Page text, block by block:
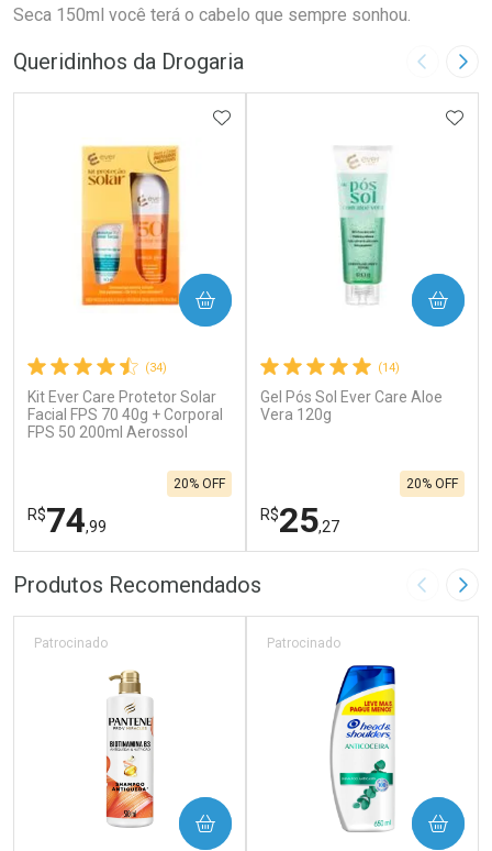
Seca 150ml você terá o cabelo que sempre sonhou.
Queridinhos da Drogaria Imagem
(34)
Kit Ever Care Protetor Solar
Facial FPS 70 40g + Corporal
FPS 50 200ml Aerossol
R$74,99
20% OFF
ADICIONAR AOS FAVORITOS
COMPRAR
FECHAR
Laboratório
FECHAR
Por Menos
(14)
Gel Pós Sol Ever Care Aloe
Vera 120g
R$25,27
20% OFF
COMPRAR
Laboratório
Por Menos
Produtos Recomendados Imagem
Patrocinado
COMPRAR
Patrocinado
COMPRAR